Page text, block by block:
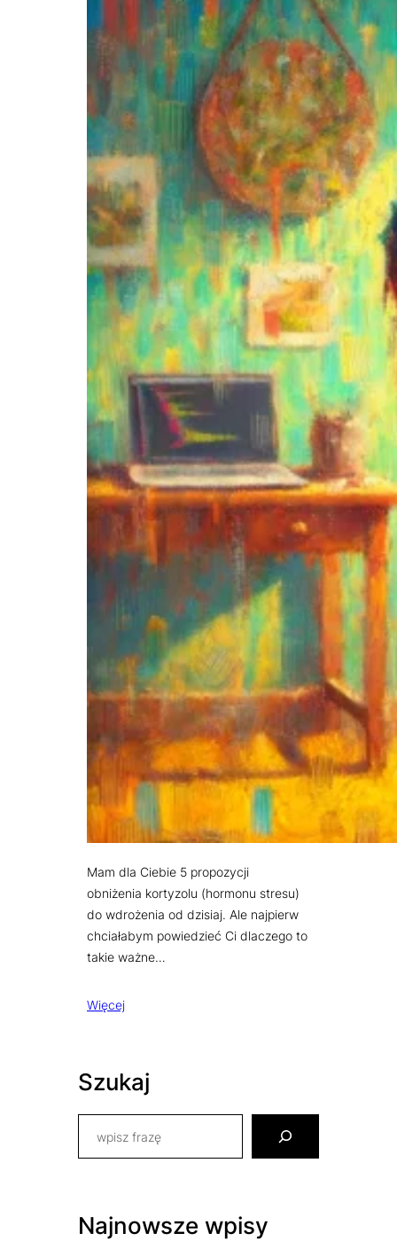
Mam dla Ciebie 5 propozycji
obniżenia kortyzolu (hormonu stresu)
do wdrożenia od dzisiaj. Ale najpierw
chciałabym powiedzieć Ci dlaczego to
takie ważne…
Więcej
Szukaj
Najnowsze wpisy